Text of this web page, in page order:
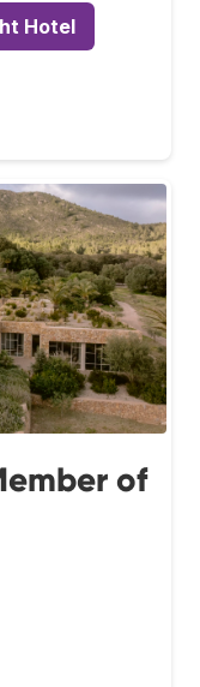
Hotel
of